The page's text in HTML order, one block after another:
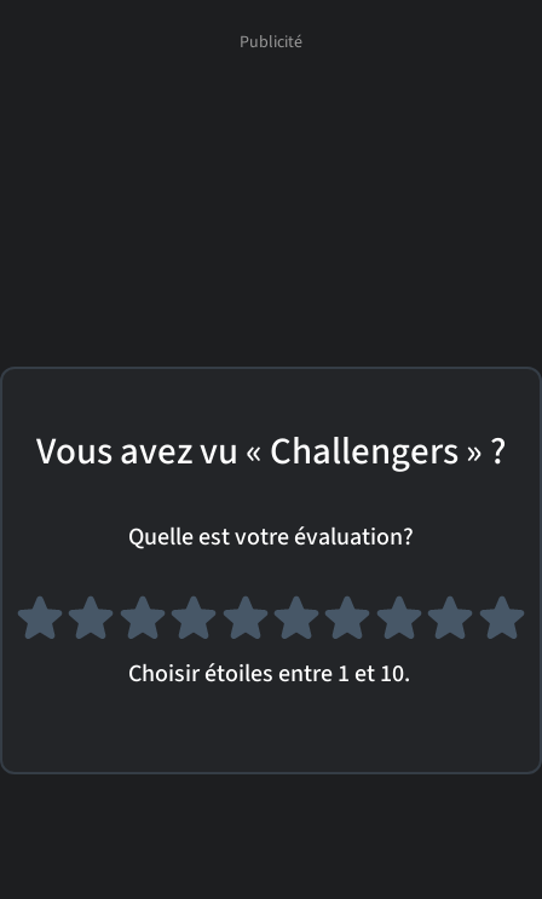
Vous avez vu « Challengers » ?
Quelle est votre évaluation?
Choisir étoiles entre 1 et 10.